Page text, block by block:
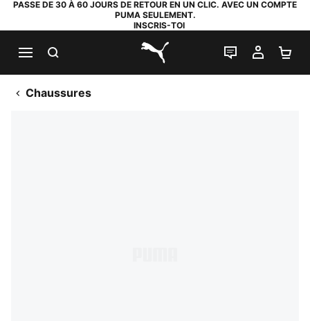
PASSE DE 30 À 60 JOURS DE RETOUR EN UN CLIC. AVEC UN COMPTE
PUMA SEULEMENT.
INSCRIS-TOI
PUMA.com
LIVE CHAT
MON
Chaussures